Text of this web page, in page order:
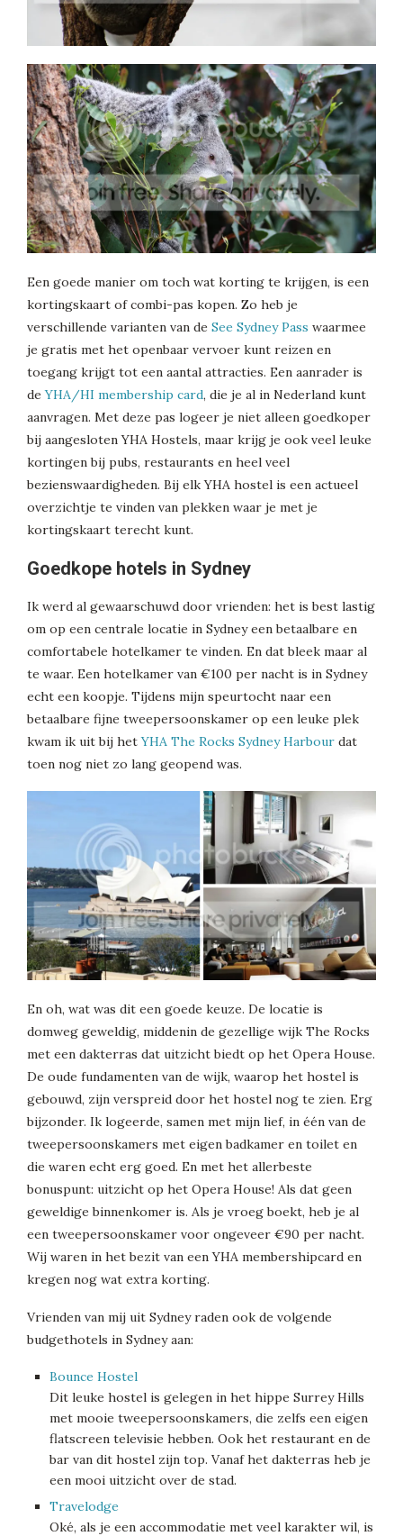
Een goede manier om toch wat korting te krijgen, is een
kortingskaart of combi-pas kopen. Zo heb je
verschillende varianten van de See Sydney Pass waarmee
je gratis met het openbaar vervoer kunt reizen en
toegang krijgt tot een aantal attracties. Een aanrader is
deYHA/HI membership card, die je al in Nederland kunt
aanvragen. Met deze pas logeer je niet alleen goedkoper
bij aangesloten YHA Hostels, maar krijg je ook veel leuke
kortingen bij pubs, restaurants en heel veel
bezienswaardigheden. Bij elk YHA hostel is een actueel
overzichtje te vinden van plekken waar je met je
kortingskaart terecht kunt.
Goedkope hotels in Sydney
Ik werd al gewaarschuwd door vrienden: het is best lastig
om op een centrale locatie in Sydney een betaalbare en
comfortabele hotelkamer te vinden. En dat bleek maar al
te waar. Een hotelkamer van €100 per nacht is in Sydney
echt een koopje. Tijdens mijn speurtocht naar een
betaalbare fijne tweepersoonskamer op een leuke plek
kwam ik uit bij hetYHA The Rocks Sydney Harbour dat
toen nog niet zo lang geopend was.
En oh, wat was dit een goede keuze. De locatie is
domweg geweldig, middenin de gezellige wijk The Rocks
met een dakterras dat uitzicht biedt op het Opera House.
De oude fundamenten van de wijk, waarop het hostel is
gebouwd, zijn verspreid door het hostel nog te zien. Erg
bijzonder. Ik logeerde, samen met mijn lief, in één van de
tweepersoonskamers met eigen badkamer en toilet en
die waren echt erg goed. En met het allerbeste
bonuspunt: uitzicht op het Opera House! Als dat geen
geweldige binnenkomer is. Als je vroeg boekt, heb je al
een tweepersoonskamer voor ongeveer €90 per nacht.
Wij waren in het bezit van een YHA membershipcard en
kregen nog wat extra korting.
Vrienden van mij uit Sydney raden ook de volgende
budgethotels in Sydney aan:
Bounce Hostel
Dit leuke hostel is gelegen in het hippe Surrey Hills
met mooie tweepersoonskamers, die zelfs een eigen
flatscreen televisie hebben. Ook het restaurant en de
bar van dit hostel zijn top. Vanaf het dakterras heb je
een mooi uitzicht over de stad.
Travelodge
Oké, als je een accommodatie met veel karakter wil, is